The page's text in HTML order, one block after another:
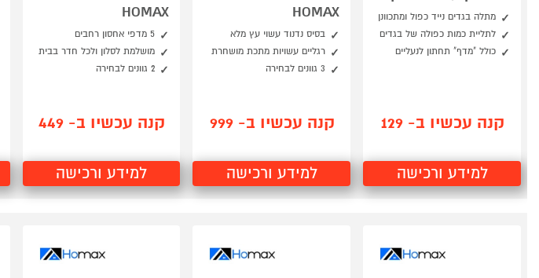
מתלה בגדים נייד כפול ומתכוונן
לתליית כמות כפולה של בגדים
כולל "מדף" תחתון לנעליים
קנה עכשיו ב- 129
למידע ורכישה
HOMAX
בסיס נדנוד עשוי עץ מלא
רגליים עשויות מתכת מושחרת
3 גוונים לבחירה
קנה עכשיו ב- 999
למידע ורכישה
HOMAX
5 מדפי אחסון רחבים
מושלמת לסלון ולכל חדר בבית
2 גוונים לבחירה
קנה עכשיו ב- 449
למידע ורכישה